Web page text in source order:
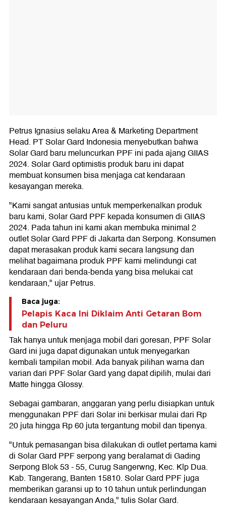
Petrus Ignasius selaku Area & Marketing Department
Head. PT Solar Gard Indonesia menyebutkan bahwa
Solar Gard baru meluncurkan PPF ini pada ajang GIIAS
2024. Solar Gard optimistis produk baru ini dapat
membuat konsumen bisa menjaga cat kendaraan
kesayangan mereka.
"Kami sangat antusias untuk memperkenalkan produk
baru kami, Solar Gard PPF kepada konsumen di GIIAS
2024. Pada tahun ini kami akan membuka minimal 2
outlet Solar Gard PPF di Jakarta dan Serpong. Konsumen
dapat merasakan produk kami secara langsung dan
melihat bagaimana produk PPF kami melindungi cat
kendaraan dari benda-benda yang bisa melukai cat
kendaraan," ujar Petrus.
Baca juga:
Pelapis Kaca Ini Diklaim Anti Getaran Bom
dan Peluru
Tak hanya untuk menjaga mobil dari goresan, PPF Solar
Gard ini juga dapat digunakan untuk menyegarkan
kembali tampilan mobil. Ada banyak pilihan warna dan
varian dari PPF Solar Gard yang dapat dipilih, mulai dari
Matte hingga Glossy.
Sebagai gambaran, anggaran yang perlu disiapkan untuk
menggunakan PPF dari Solar ini berkisar mulai dari Rp
20 juta hingga Rp 60 juta tergantung mobil dan tipenya.
"Untuk pemasangan bisa dilakukan di outlet pertama kami
di Solar Gard PPF serpong yang beralamat di Gading
Serpong Blok 53 - 55, Curug Sangerwng, Kec. Klp Dua.
Kab. Tangerang, Banten 15810. Solar Gard PPF juga
memberikan garansi up to 10 tahun untuk perlindungan
kendaraan kesayangan Anda," tulis Solar Gard.